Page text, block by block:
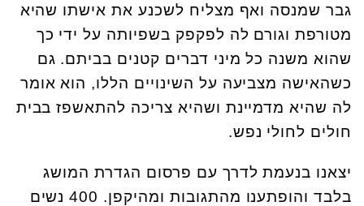
גבר שמנסה ואף מצליח לשכנע את אישתו שהיא
מטורפת וגורם לה לפקפק בשפיותה על ידי כך
שהוא משנה כל מיני דברים קטנים בביתם. גם
כשהאישה מצביעה על השינויים הללו, הוא אומר
לה שהיא מדמיינת ושהיא צריכה להתאשפז בבית
חולים לחולי נפש.
יצאנו בנעמת לדרך עם פרסום הגדרת המושג
בלבד והופתענו מהתגובות ומהיקפן. 400 נשים